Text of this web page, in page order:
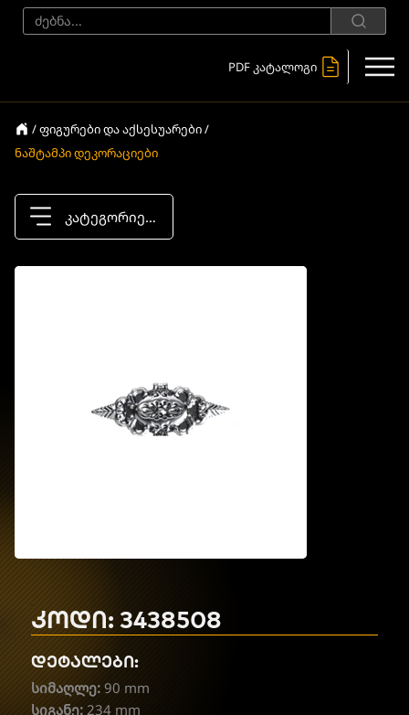
PDF კატალოგი
/ ფიგურები და აქსესუარები /
ნაშტამპი დეკორაციები
კატეგორიები
კოდი: 3438508
დეტალები:
სიმაღლე: 90 mm
სიგანე: 234 mm